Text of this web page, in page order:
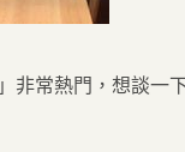
」非常熱門，想談一